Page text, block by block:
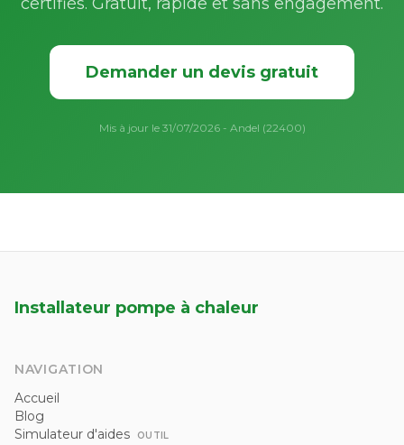
Demander un devis gratuit
Mis à jour le 31/07/2026 - Andel (22400)
Installateur pompe à chaleur
NAVIGATION
Accueil
Blog
Simulateur d'aides
OUTIL